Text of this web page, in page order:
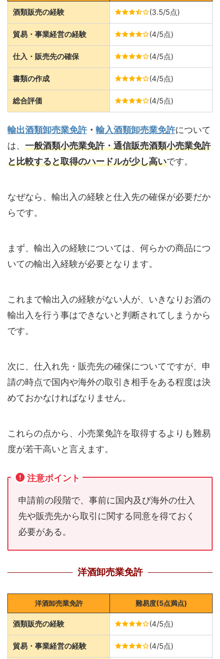
酒類販売の経験 (3.5/5点)
貿易・事業経営の経験 (4/5点)
仕入・販売先の確保 (4/5点)
書類の作成 (4/5点)
総合評価 (4/5点)
輸出酒類卸売業免許・ 輸入酒類卸売業免許について
は、 一般酒類小売業免許・通信販売酒類小売業免許
と比較すると取得のハードルが少し高いです。
なぜなら、輸出入の経験と仕入先の確保が必要だか
らです。
まず、輸出入の経験については、何らかの商品につ
いての輸出入経験が必要となります。
これまで輸出入の経験がない人が、いきなりお酒の
輸出入を行う事はできないと判断されてしまうから
です。
次に、仕入れ先・販売先の確保についてですが、申
請の時点で国内や海外の取引き相手をある程度は決
めておかなければなりません。
これらの点から、小売業免許を取得するよりも難易
度が若干高いと言えます。
注意ポイント
申請前の段階で、事前に国内及び海外の仕入
先や販売先から取引に関する同意を得ておく
必要がある。
洋酒卸売業免許
洋酒卸売業免許 難易度(5点満点)
酒類販売の経験 (4/5点)
貿易・事業経営の経験 (4/5点)